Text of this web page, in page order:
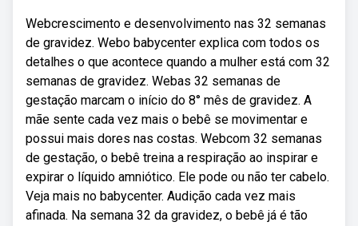
Webcrescimento e desenvolvimento nas 32 semanas
de gravidez. Webo babycenter explica com todos os
detalhes o que acontece quando a mulher está com 32
semanas de gravidez. Webas 32 semanas de
gestação marcam o início do 8° mês de gravidez. A
mãe sente cada vez mais o bebê se movimentar e
possui mais dores nas costas. Webcom 32 semanas
de gestação, o bebê treina a respiração ao inspirar e
expirar o líquido amniótico. Ele pode ou não ter cabelo.
Veja mais no babycenter. Audição cada vez mais
afinada. Na semana 32 da gravidez, o bebê já é tão